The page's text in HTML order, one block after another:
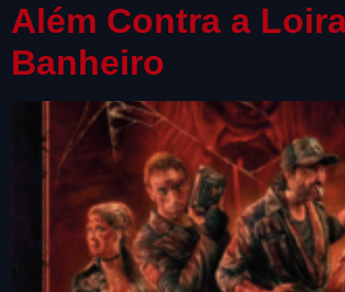
Além Contra a
Banheiro